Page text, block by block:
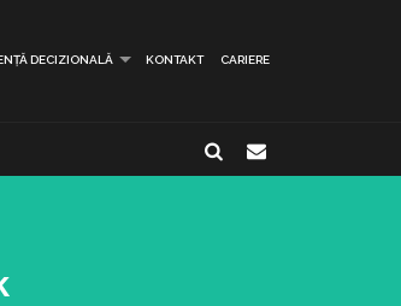
DECIZIONALĂ KONTAKT CARIERE